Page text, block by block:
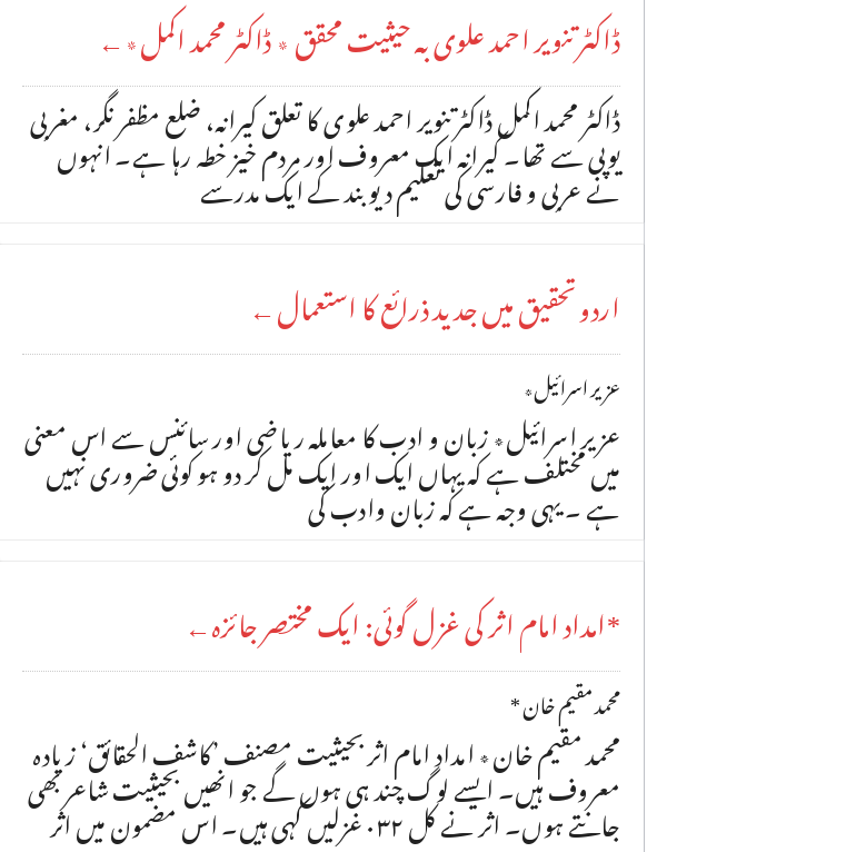
ڈاکٹر تنویر احمد علوی بہ حیثیت محقق ٭ ڈاکٹر محمد اکمل٭←
ڈاکٹر محمد اکمل ڈاکٹر تنویر احمد علوی کا تعلق کیرانہ، ضلع مظفر نگر، مغربی
یوپی سے تھا۔ کیرانہ ایک معروف اور مردم خیز خطہ رہا ہے۔ انہوں
نے عربی و فارسی کی تعلیم دیوبند کے ایک مدرسے
اردو تحقیق میں جدید ذرائع کا استعمال←
عزیر اسرائیل٭
عزیر اسرائیل٭ زبان و ادب کا معاملہ ریاضی اور سائنس سے اس معنی
میں مختلف ہے کہ یہاں ایک اور ایک مل کر دو ہو کوئی ضروری نہیں
ہے ۔ یہی وجہ ہے کہ زبان وادب کی
*امداد امام اثر کی غزل گوئی: ایک مختصر جائزہ←
* محمد مقیم خان
محمد مقیم خان٭ امداد امام اثر بحیثیت مصنف ’کاشف الحقائق‘ زیادہ
معروف ہیں۔ ایسے لوگ چند ہی ہوں گے جو انھیں بحیثیت شاعر بھی
جانتے ہوں۔ اثر نے کل ۰۳۲ غزلیں کہی ہیں۔ اس مضمون میں اثر